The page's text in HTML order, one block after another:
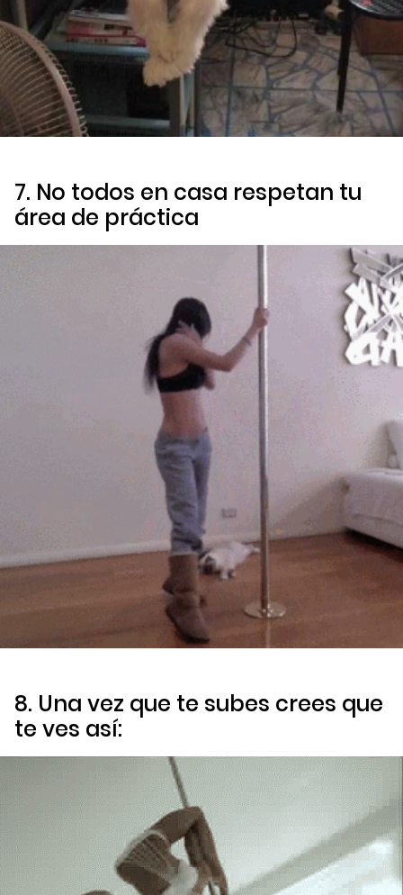
7. No todos en casa respetan tu
área de práctica
8. Una vez que te subes crees que
te ves así: